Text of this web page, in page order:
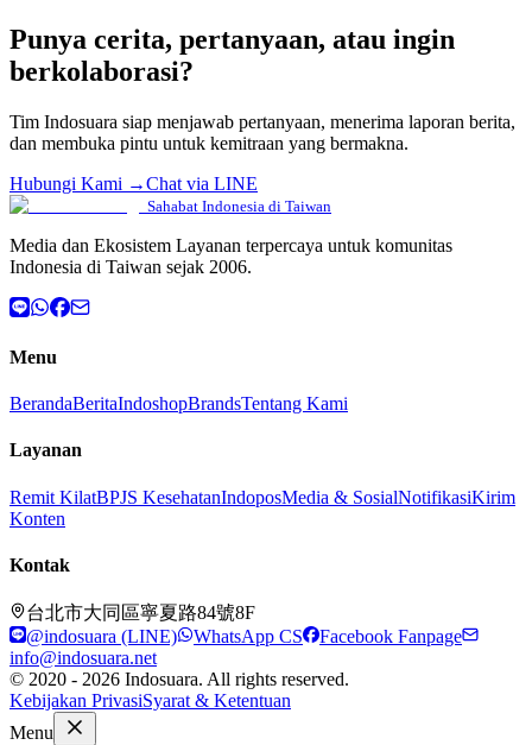
Punya cerita, pertanyaan, atau ingin
berkolaborasi?
Tim Indosuara siap menjawab pertanyaan, menerima laporan berita,
dan membuka pintu untuk kemitraan yang bermakna.
Hubungi Kami →Chat via LINE
Sahabat Indonesia di Taiwan
Media dan Ekosistem Layanan terpercaya untuk komunitas
Indonesia di Taiwan sejak 2006.
Menu
BerandaBeritaIndoshopBrandsTentang Kami
Layanan
Remit KilatBPJS KesehatanIndoposMedia & SosialNotifikasiKirim
Konten
Kontak
台北市大同區寧夏路84號8F
@indosuara (LINE)
WhatsApp CS
Facebook Fanpage
info@indosuara.net
© 2020 - 2026 Indosuara. All rights reserved.
Kebijakan PrivasiSyarat & Ketentuan
Menu